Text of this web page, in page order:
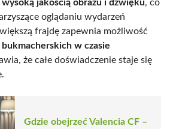
wysoką jakością obrazu i dźwięku, co
oglądaniu wydarzeń
frajdę zapewnia możliwość
w czasie
że całe doświadczenie staje się
Gdzie obejrzeć Valencia CF –